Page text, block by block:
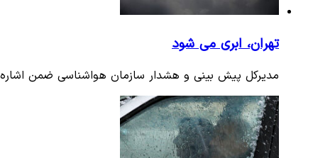
تهران، ابری می شود
مدیرکل پیش بینی و هشدار سازمان هواشناسی ضمن